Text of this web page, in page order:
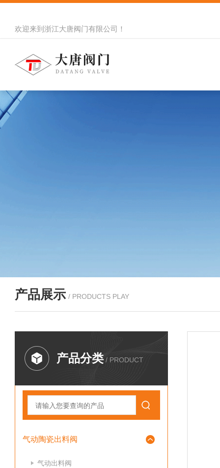
欢迎来到 浙江大唐阀门有限公司 ！
产品展示 / PRODUCTS PLAY
产品分类 / PRODUCT
气动陶瓷出料阀
气动出料阀